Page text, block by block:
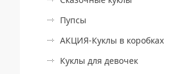
Пупсы
АКЦИЯ-Куклы в коробках
Куклы для девочек